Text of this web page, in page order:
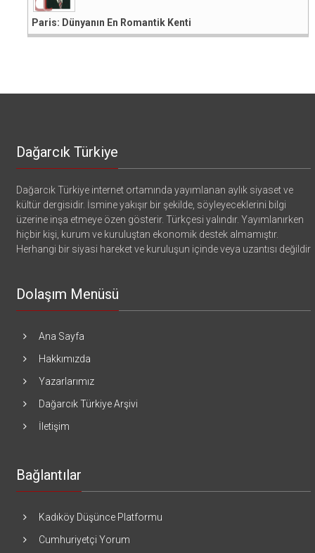
Paris: Dünyanın En Romantik Kenti
Dağarcık Türkiye
Dağarcık Türkiye internet ortamında yayımlanan aylık siyaset ve
kültür dergisidir. İsmine yakışır bir şekilde, söyleyeceklerini bilgi
üzerine inşa etmeye özen gösterir. Türkçesi yalındır. Yayımlanırken
hiçbir kişi, kurum ve kuruluştan ekonomik destek almamıştır.
Herhangi bir siyasi hareket ve kuruluşun içinde veya uzantısı değildir
Dolaşım Menüsü
Ana Sayfa
Hakkımızda
Yazarlarımız
Dağarcık Türkiye Arşivi
İletişim
Bağlantılar
Kadıköy Düşünce Platformu
Cumhuriyetçi Yorum